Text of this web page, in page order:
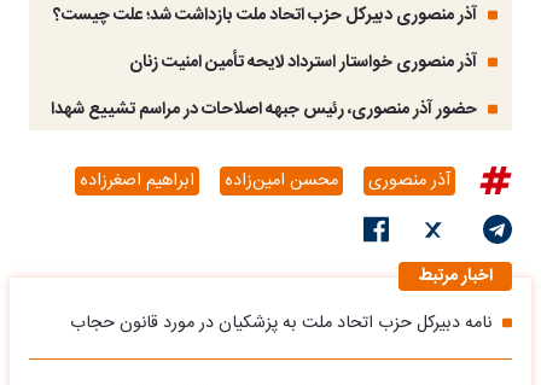
آذر منصوری دبیرکل حزب اتحاد ملت بازداشت شد؛ علت چیست؟
آذر منصوری خواستار استرداد لایحه ‎تأمین امنیت زنان
حضور آذر منصوری، رئیس جبهه اصلاحات در مراسم تشییع شهدا
آذر منصوری محسن امین‌زاده ابراهیم اصغرزاده
اخبار مرتبط
نامه دبیرکل حزب اتحاد ملت به پزشکیان در مورد قانون حجاب